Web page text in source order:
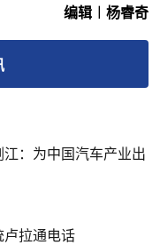
编辑︱杨睿奇
：为中国汽车产业出
卢拉通电话